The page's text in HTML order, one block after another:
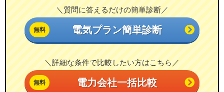
＼質問に答えるだけの簡単診断／
電気プラン簡単診断
＼詳細な条件で比較したい方はこちら／
電力会社一括比較